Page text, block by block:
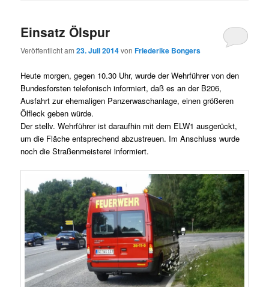
Einsatz Ölspur
Veröffentlicht am23. Juli 2014vonFriederike Bongers
Heute morgen, gegen 10.30 Uhr, wurde der Wehrführer von den
Bundesforsten telefonisch informiert, daß es an der B206,
Ausfahrt zur ehemaligen Panzerwaschanlage, einen größeren
Ölfleck geben würde.
Der stellv. Wehrführer ist daraufhin mit dem ELW1 ausgerückt,
um die Fläche entsprechend abzustreuen. Im Anschluss wurde
noch die Straßenmeisterei informiert.